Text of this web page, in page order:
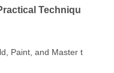
Techniqu
Paint, and Master t